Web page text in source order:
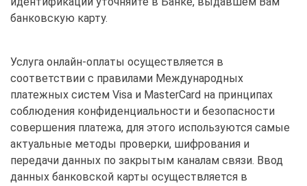
банковскую карту.
Услуга онлайн-оплаты осуществляется в
соответствии с правилами Международных
платежных систем Visa и MasterCard на принципах
соблюдения конфиденциальности и безопасности
совершения платежа, для этого используются самые
актуальные методы проверки, шифрования и
передачи данных по закрытым каналам связи. Ввод
данных банковской карты осуществляется в